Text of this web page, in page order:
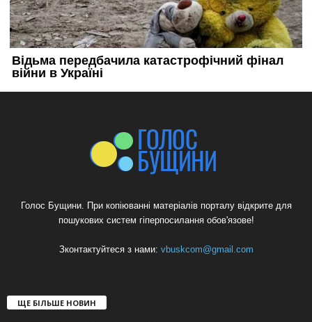
Голос Бущини. При копіюванні матеріалів порталу відкрите для
пошукових систем гіперпосилання обов'язове!
Зконтактуйтеся з нами: vbuskcom@gmail.com
ЩЕ БІЛЬШЕ НОВИН